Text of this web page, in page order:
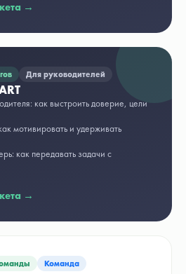
Команда
→
Для руководителей
как выстроить доверие, цели
мотивировать и удерживать
как передавать задачи с
→